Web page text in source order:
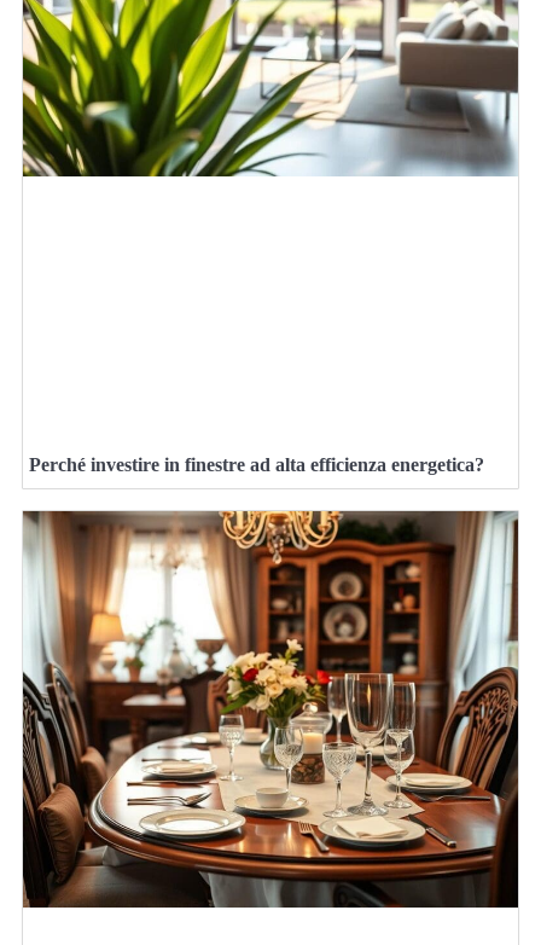
Perché investire in finestre ad alta efficienza energetica?